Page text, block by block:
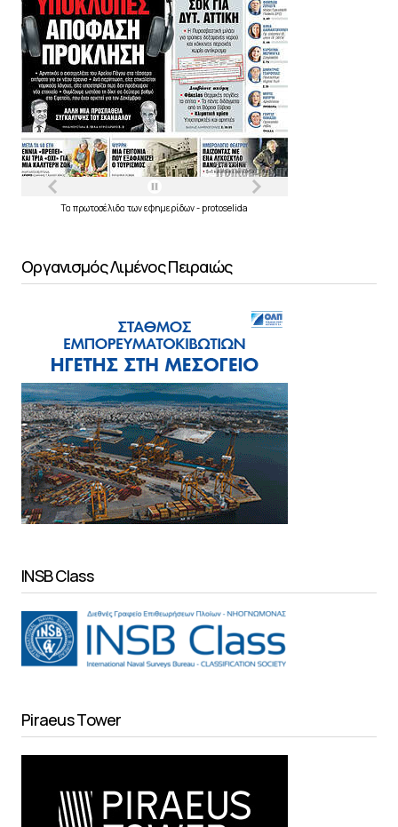
Τα πρωτοσέλιδα τωνεφημερίδων- protoselida
Οργανισμός Λιμένος Πειραιώς
INSB Class
Piraeus Tower